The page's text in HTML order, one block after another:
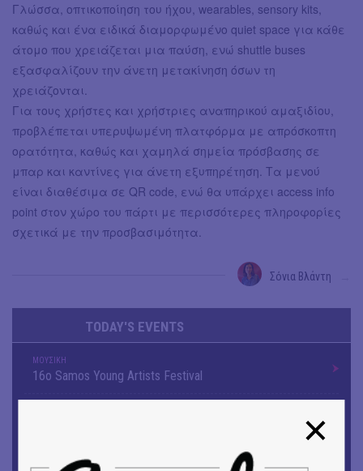
Γλώσσα, οπτικοποίηση του ήχου, wearables, sensory kits,
καθώς και ένα ειδικά διαμορφωμένο quiet space για κάθε
άτομο που χρειάζεται μια παύση, ενώ shuttle buses
εξασφαλίζουν την άνετη μετακίνηση όσων τη
χρειάζονται.
Για τους χρήστες και χρήστριες αναπηρικού αμαξιδίου,
προβλέπεται υπερυψωμένη πλατφόρμα με απρόσκοπτη
ορατότητα, καθώς και χαμηλά σημεία πρόσβασης σε
μπαρ και καντίνες για άνετη εξυπηρέτηση. Τα μενού
είναι διαθέσιμα σε QR code, ενώ θα υπάρχει access info
point στον χώρο του πάρτι με περισσότερες πληροφορίες
σχετικά με την προσβασιμότητα.
Σόνια Βλάντη
TODAY'S EVENTS
ΜΟΥΣΙΚΗ
16o Samos Young Artists Festival
ΘΕΑΤΡΟ / ΧΟΡΟΣ